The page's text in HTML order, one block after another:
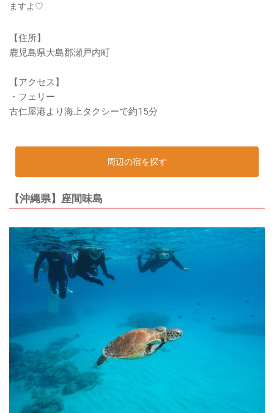
ますよ♡
【住所】
鹿児島県大島郡瀬戸内町
【アクセス】
・フェリー
古仁屋港より海上タクシーで約15分
周辺の宿を探す
【沖縄県】座間味島